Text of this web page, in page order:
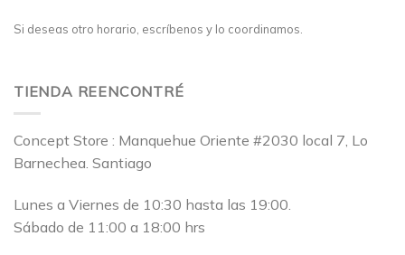
Si deseas otro horario, escríbenos y lo coordinamos.
TIENDA REENCONTRÉ
Concept Store : Manquehue Oriente #2030 local 7, Lo
Barnechea. Santiago
Lunes a Viernes de 10:30 hasta las 19:00.
Sábado de 11:00 a 18:00 hrs